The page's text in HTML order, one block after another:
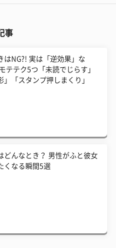
事
はNG?! 実は「逆効果」な
テテク5つ「未読でじらす」
」「スタンプ押しまくり」
どんなとき？ 男性がふと彼女
くなる瞬間5選